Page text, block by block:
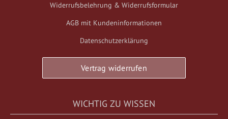
Widerrufsbelehrung & Widerrufsformular
AGB mit Kundeninformationen
Datenschutzerklärung
Vertrag widerrufen
WICHTIG ZU WISSEN